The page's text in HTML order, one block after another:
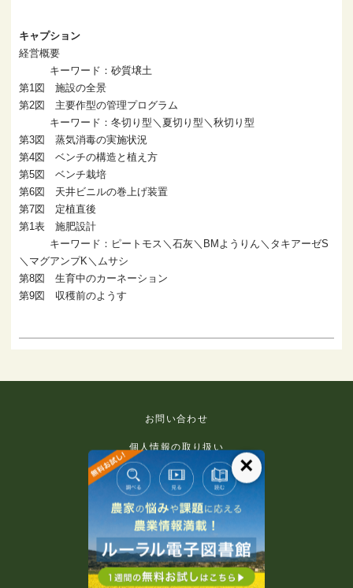
キャプション
経営概要
キーワード：砂質壌土
第1図 施設の全景
第2図 主要作型の管理プログラム
キーワード：冬切り型＼夏切り型＼秋切り型
第3図 蒸気消毒の実施状況
第4図 ベンチの構造と植え方
第5図 ベンチ栽培
第6図 天井ビニルの巻上げ装置
第7図 定植直後
第1表 施肥設計
キーワード：ピートモス＼石灰＼BMようりん＼タキアーゼS
＼マグアンプK＼ムサシ
第8図 生育中のカーネーション
第9図 収穫前のようす
お問い合わせ
個人情報の取り扱い
免責事項
利用規約
推奨環境
著作権等について
×